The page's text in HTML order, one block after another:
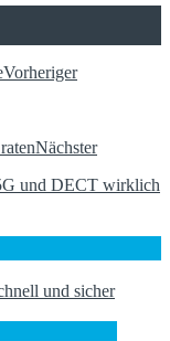
Vorheriger
Nächster
und DECT wirklich